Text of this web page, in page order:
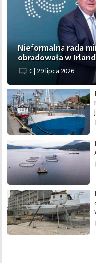
Nieformalna rada
obradowała w
0 | 29 lipca 2026